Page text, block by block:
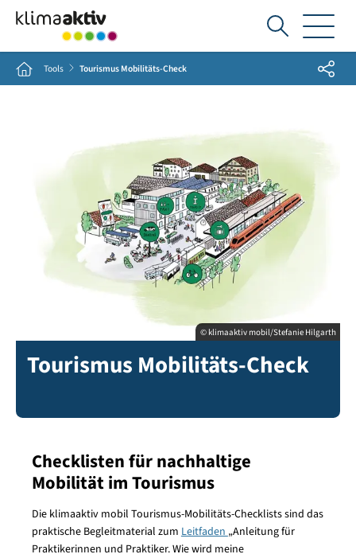
Ich
suche...
Home Tools Tourismus Mobilitäts-Check Share
© klimaaktiv mobil/Stefanie Hilgarth
Tourismus Mobilitäts-Check
Checklisten für nachhaltige
Mobilität im Tourismus
Die klimaaktiv mobil Tourismus-Mobilitäts-Checklists sind das
praktische Begleitmaterial zumLeitfaden„Anleitung für
Praktikerinnen und Praktiker. Wie wird meine